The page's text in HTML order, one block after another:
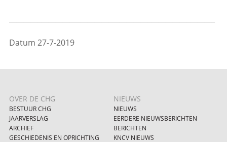
Datum 27-7-2019
OVER DE CHG
BESTUUR CHG
JAARVERSLAG
ARCHIEF
GESCHIEDENIS EN OPRICHTING
NIEUWS
NIEUWS
EERDERE NIEUWSBERICHTEN
BERICHTEN
KNCV NIEUWS